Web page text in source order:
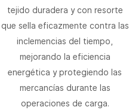
tejido duradera y con resorte
que sella eficazmente contra las
inclemencias del tiempo,
mejorando la eficiencia
energética y protegiendo las
mercancías durante las
operaciones de carga.